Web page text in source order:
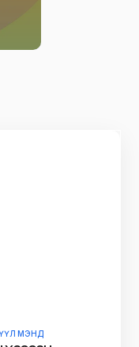
МЭНД